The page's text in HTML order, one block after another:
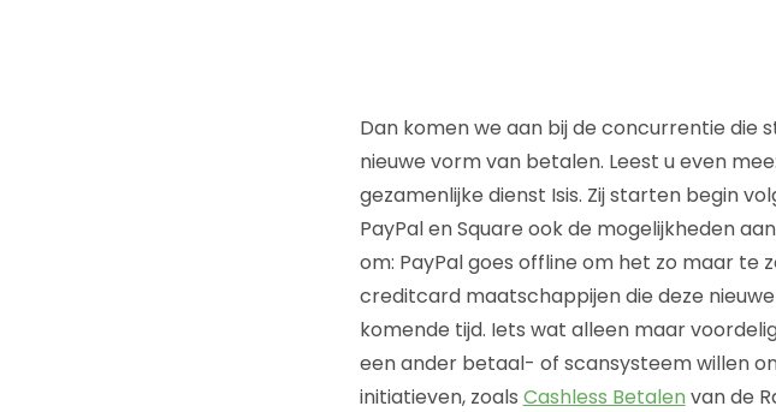
Dan komen we aan bij de concurrentie die
nieuwe vorm van betalen. Leest u even
gezamenlijke dienst Isis. Zij starten begin
PayPal en Square ook de mogelijkheden
om: PayPal goes offline om het zo maar te
creditcard maatschappijen die deze
komende tijd. Iets wat alleen maar
een ander betaal- of scansysteem willen
initiatieven, zoals Cashless Betalen van de